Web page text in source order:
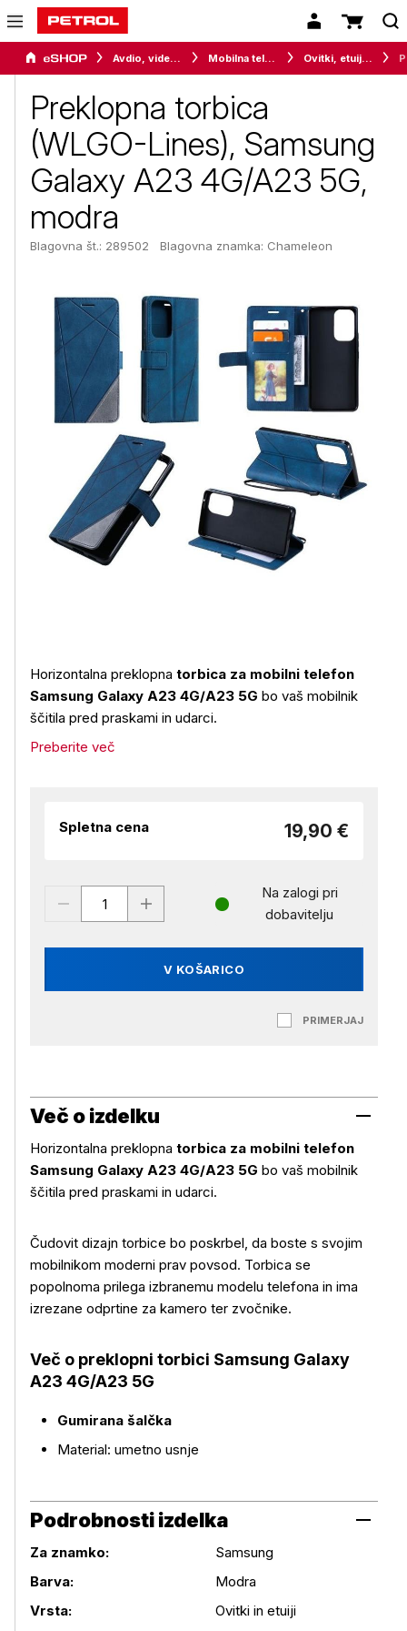
Avdio, video in telefonija Mobilna telefonija Ovitki, etuiji, torbice in držala
Preklopna torbica
(WLGO-Lines), Samsung
Galaxy A23 4G/A23 5G,
modra
Blagovna št.: 289502 Blagovna znamka: Chameleon
Horizontalna preklopna torbica za mobilni telefon
Samsung Galaxy A23 4G/A23 5G bo vaš mobilnik
ščitila pred praskami in udarci.
Preberite več
Spletna cena 19,90 €
V KOŠARICO
Na zalogi pri
dobavitelju
PRIMERJAJ
Več o izdelku
Več o izdelku
Horizontalna preklopna torbica za mobilni telefon
Samsung Galaxy A23 4G/A23 5G bo vaš mobilnik
ščitila pred praskami in udarci.
Čudovit dizajn torbice bo poskrbel, da boste s svojim
mobilnikom moderni prav povsod. Torbica se
popolnoma prilega izbranemu modelu telefona in ima
izrezane odprtine za kamero ter zvočnike.
Več o preklopni torbici Samsung Galaxy
A23 4G/A23 5G
Gumirana šalčka
Material: umetno usnje
Podrobnosti izdelka
Podrobnosti izdelka
Za znamko:
Samsung
Barva:
Modra
Vrsta:
Ovitki in etuiji